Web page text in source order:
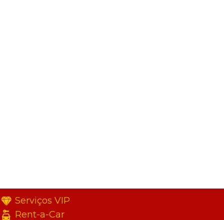
Serviços VIP
Rent-a-Car